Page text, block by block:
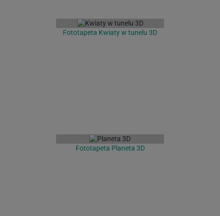
Fototapeta Kwiaty w tunelu 3D
Fototapeta Planeta 3D